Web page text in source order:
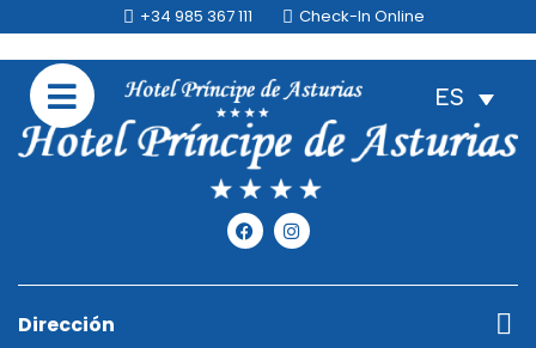
+34 985 367 111 Check-In Online
ES
Dirección